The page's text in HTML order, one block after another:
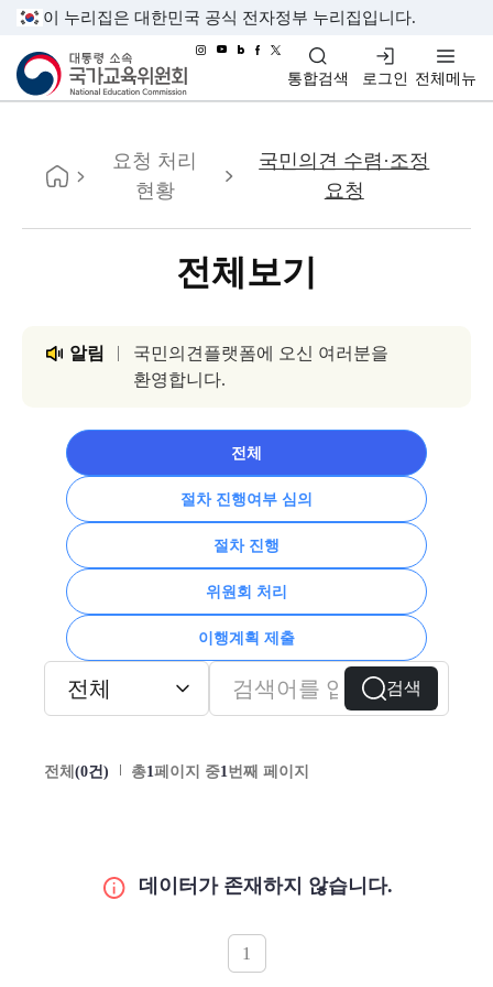
이 누리집은 대한민국 공식 전자정부 누리집입니다.
대통령소속 국가교육위원회
통합검색 로그인 전체메뉴
홈
요청 처리
현황
국민의견 수렴·조정
요청
전체보기
알림
국민의견플랫폼에 오신 여러분을
환영합니다.
전체
절차 진행여부 심의
절차 진행
위원회 처리
이행계획 제출
검색
전체 (0건) 총1페이지 중1번째 페이지
데이터가 존재하지 않습니다.
1